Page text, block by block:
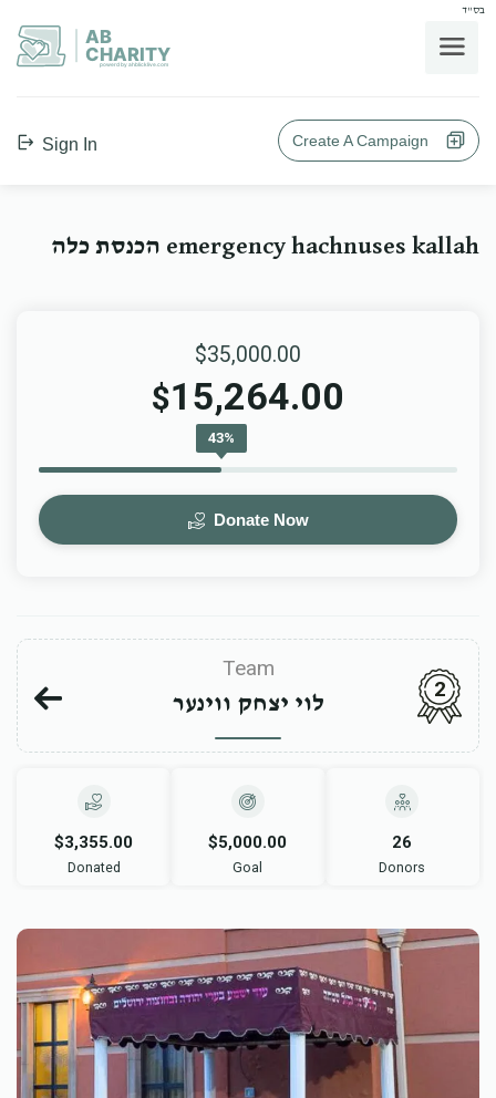
בס"ד
AB
CHARITY
powerd by ahblicklive.com
Sign In Create A Campaign
emergency hachnuses kallah הכנסת כלה
$35,000.00
$15,264.00
43%
Donate Now
Team
לוי יצחק ווינער
2
$3,355.00
Donated
$5,000.00
Goal
26
Donors